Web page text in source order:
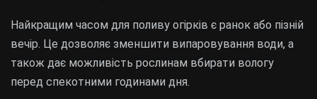
Найкращим часом для поливу огірків є ранок або пізній
вечір. Це дозволяє зменшити випаровування води, а
також дає можливість рослинам вбирати вологу
перед спекотними годинами дня.